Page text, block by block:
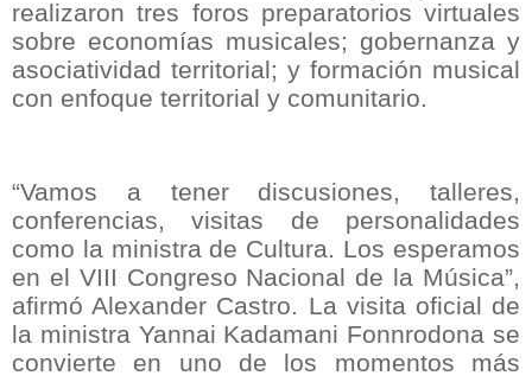
realizaron tres foros preparatorios virtuales
sobre economías musicales; gobernanza y
asociatividad territorial; y formación musical
con enfoque territorial y comunitario.
“Vamos a tener discusiones, talleres,
conferencias, visitas de personalidades
como la ministra de Cultura. Los esperamos
en el VIII Congreso Nacional de la Música”,
afirmó Alexander Castro. La visita oficial de
la ministra Yannai Kadamani Fonnrodona se
convierte en uno de los momentos más